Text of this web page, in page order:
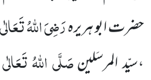
حضرت ابو ہریرہرَضِیَ اللّٰہُ
،سیّد المرسَلینصَلَّی اللّٰہُ